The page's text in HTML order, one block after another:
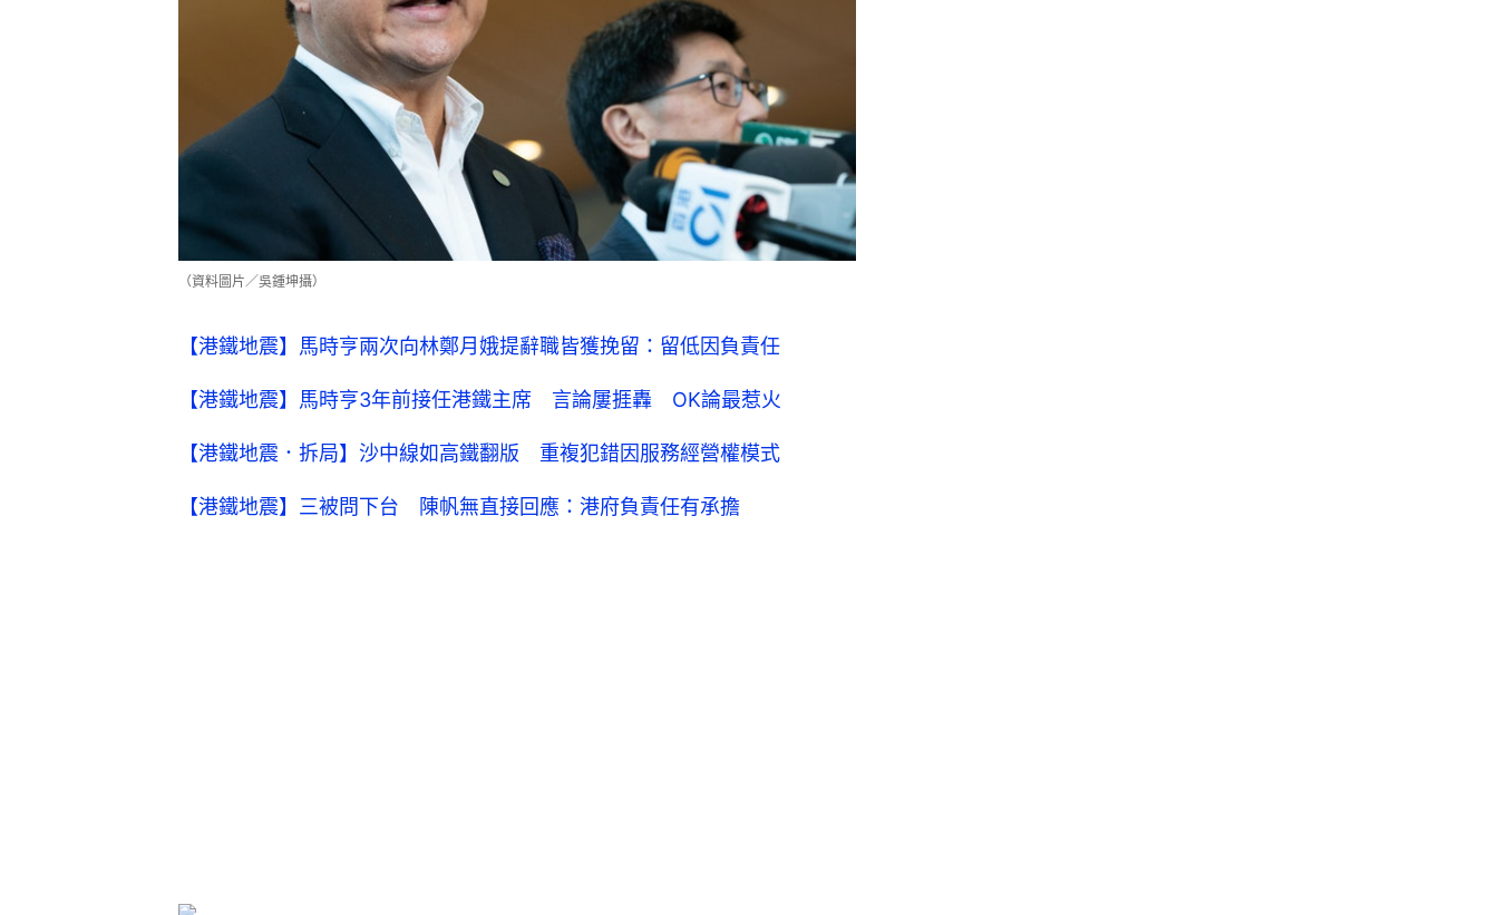
（資料圖片／吳鍾坤攝）
【港鐵地震】馬時亨兩次向林鄭月娥提辭職皆獲挽留：留低因負責任
【港鐵地震】馬時亨3年前接任港鐵主席 言論屢捱轟 OK論最惹火
【港鐵地震．拆局】沙中線如高鐵翻版 重複犯錯因服務經營權模式
【港鐵地震】三被問下台 陳帆無直接回應：港府負責任有承擔